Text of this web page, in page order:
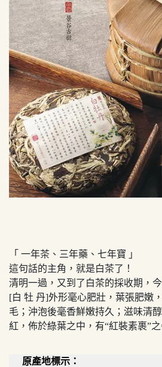
「 一年茶、三年藥、七年寶 」
這句話的主角，就是白茶了！
清明一過，又到了白茶的採收期，
[白 牡 丹]外形毫心肥壯，葉張肥嫩
毛；沖泡後毫香鮮嫩持久；滋味清
紅，佈於綠葉之中，有“紅裝素裹”
原產地標示：